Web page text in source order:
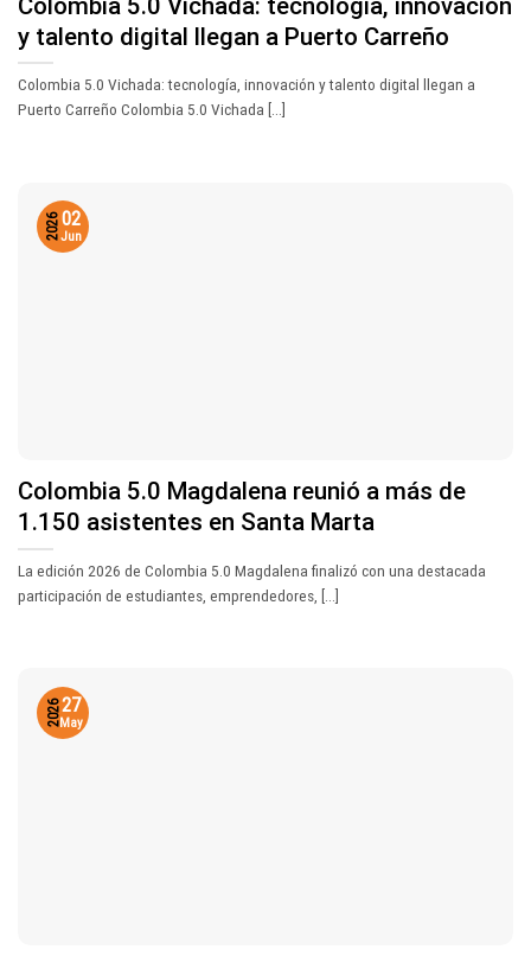
y talento digital llegan a Puerto Carreño
Colombia 5.0 Vichada: tecnología, innovación y talento digital llegan a
Puerto Carreño Colombia 5.0 Vichada [...]
Colombia 5.0 Magdalena reunió a más de
1.150 asistentes en Santa Marta
La edición 2026 de Colombia 5.0 Magdalena finalizó con una destacada
participación de estudiantes, emprendedores, [...]
02
Jun
2026
27
May
2026